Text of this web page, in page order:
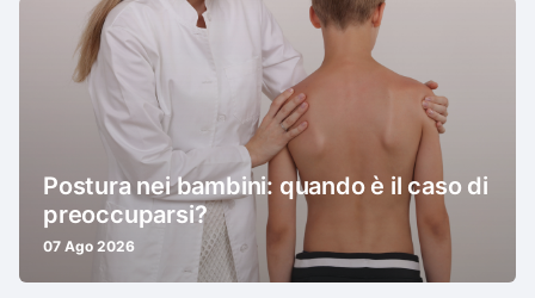
Postura nei bambini: quando è il caso di
preoccuparsi?
07 Ago 2026